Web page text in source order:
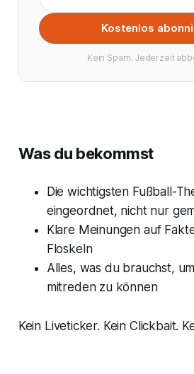
Kostenlos
Kein Spam. Jederzeit
Was du bekommst
Die wichtigsten Fußball-
eingeordnet, nicht nur
Klare Meinungen auf
Floskeln
Alles, was du brauchst,
mitreden zu können
Kein Liveticker. Kein Clickbait.